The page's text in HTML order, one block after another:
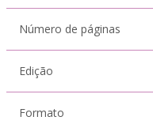
Número de páginas
Edição
Formato